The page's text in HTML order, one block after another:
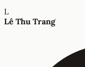
L
Lê Thu Trang